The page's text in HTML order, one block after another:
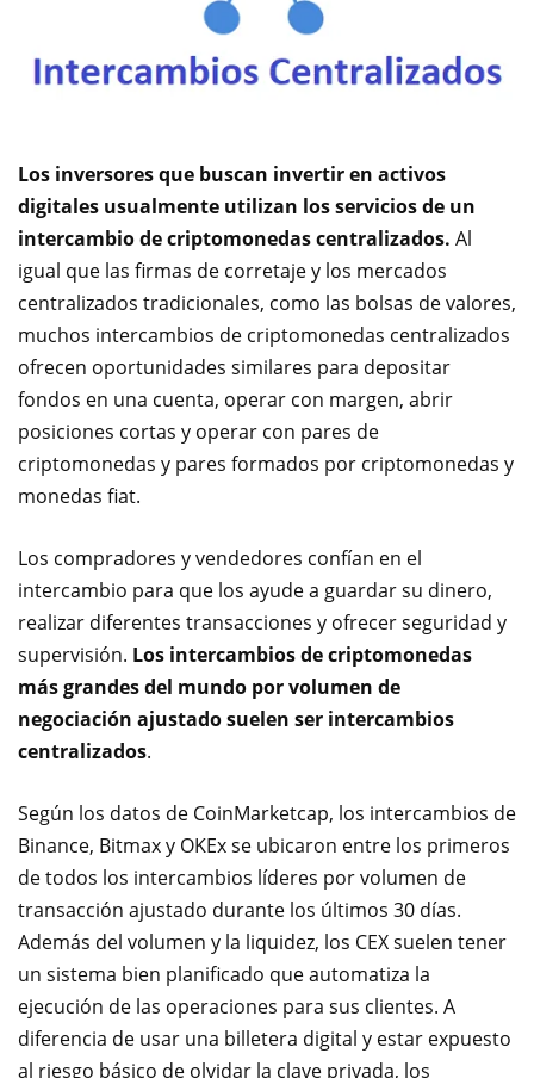
Los inversores que buscan invertir en activos
digitales usualmente utilizan los servicios de un
intercambio de criptomonedas centralizados. Al
igual que las firmas de corretaje y los mercados
centralizados tradicionales, como las bolsas de valores,
muchos intercambios de criptomonedas centralizados
ofrecen oportunidades similares para depositar
fondos en una cuenta, operar con margen, abrir
posiciones cortas y operar con pares de
criptomonedas y pares formados por criptomonedas y
monedas fiat.
Los compradores y vendedores confían en el
intercambio para que los ayude a guardar su dinero,
realizar diferentes transacciones y ofrecer seguridad y
supervisión. Los intercambios de criptomonedas
más grandes del mundo por volumen de
negociación ajustado suelen ser intercambios
centralizados.
Según los datos de CoinMarketcap, los intercambios de
Binance, Bitmax y OKEx se ubicaron entre los primeros
de todos los intercambios líderes por volumen de
transacción ajustado durante los últimos 30 días.
Además del volumen y la liquidez, los CEX suelen tener
un sistema bien planificado que automatiza la
ejecución de las operaciones para sus clientes. A
diferencia de usar una billetera digital y estar expuesto
al riesgo básico de olvidar la clave privada, los